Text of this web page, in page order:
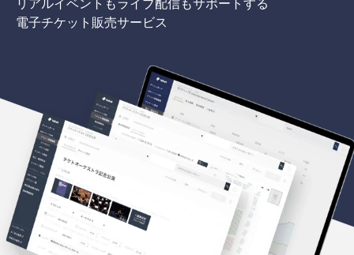
電子チケット販売サービス